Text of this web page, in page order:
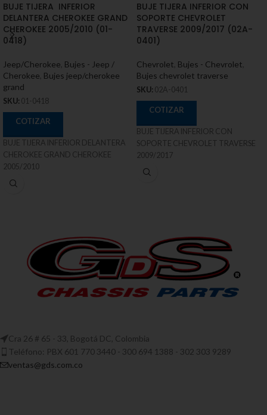
BUJE TIJERA INFERIOR
DELANTERA CHEROKEE GRAND
CHEROKEE 2005/2010 (01-
0418)
Jeep/Cherokee Bujes - Jeep /
Cherokee Bujes jeep/cherokee
grand
SKU: 01-0418
COTIZAR
BUJE TIJERA INFERIOR DELANTERA
CHEROKEE GRAND CHEROKEE
2005/2010
BUJE TIJERA INFERIOR CON
SOPORTE CHEVROLET
TRAVERSE 2009/2017 (02A-
0401)
Chevrolet Bujes - Chevrolet
Bujes chevrolet traverse
SKU: 02A-0401
COTIZAR
BUJE TIJERA INFERIOR CON
SOPORTE CHEVROLET TRAVERSE
2009/2017
Cra 26 # 65 - 33, Bogotá DC, Colombia
Teléfono: PBX 601 770 3440 - 300 694 1388 - 302 303 9289
ventas@gds.com.co